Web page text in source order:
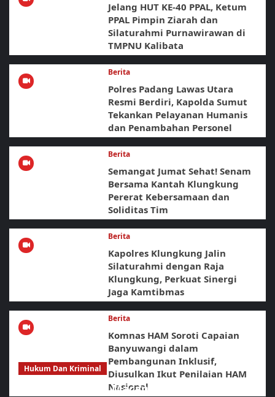
Jelang HUT KE-40 PPAL, Ketum
PPAL Pimpin Ziarah dan
Silaturahmi Purnawirawan di
TMPNU Kalibata
Berita
Polres Padang Lawas Utara
Resmi Berdiri, Kapolda Sumut
Tekankan Pelayanan Humanis
dan Penambahan Personel
Berita
Semangat Jumat Sehat! Senam
Bersama Kantah Klungkung
Pererat Kebersamaan dan
Soliditas Tim
Berita
Kapolres Klungkung Jalin
Silaturahmi dengan Raja
Klungkung, Perkuat Sinergi
Jaga Kamtibmas
Berita
Komnas HAM Soroti Capaian
Banyuwangi dalam
Pembangunan Inklusif,
Diusulkan Ikut Penilaian HAM
Nasional
Hukum Dan Kriminal
Sikat Habis! URC Macan Blambangan